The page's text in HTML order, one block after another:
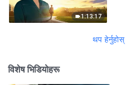
1:13:17
थप हेर्नुहोस्
विशेष भिडियोहरू